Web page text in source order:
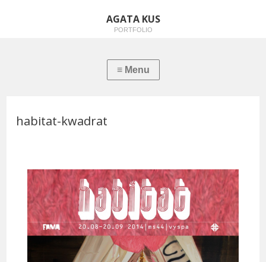
AGATA KUS
PORTFOLIO
habitat-kwadrat